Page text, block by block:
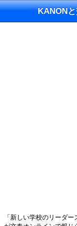
KANON
「新しい学校のリーダ